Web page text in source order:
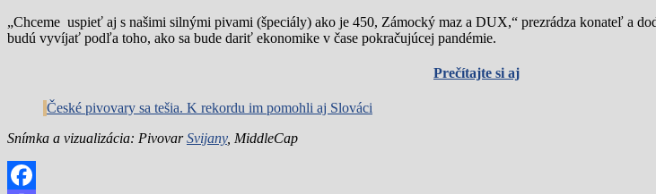
„Chceme uspieť aj s našimi silnými pivami (špeciály) ako je 450, Zámocký maz a DUX,“ prezrádza konateľ a
budú vyvíjať podľa toho, ako sa bude dariť ekonomike v čase pokračujúcej pandémie.
Prečítajte si aj
České pivovary sa tešia. K rekordu im pomohli aj Slováci
Snímka a vizualizácia: PivovarSvijany, MiddleCap